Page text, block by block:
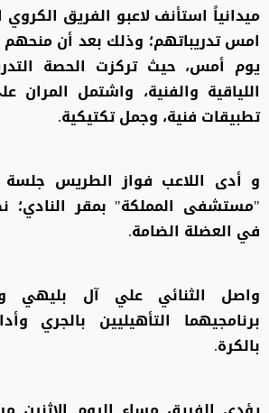
ميدانياً استأنف لاعبو الفريق الكروي
امس تدريباتهم؛ وذلك بعد أن منحهم
يوم أمس، حيث تركزت الحصة
اللياقية والفنية، واشتمل المران
تطبيقات فنية، وجمل تكتيكية.
و أدى اللاعب فواز الطريس جلسة
"مستشفى المملكة" بمقر النادي؛
في العضلة الضامة.
واصل الثنائي علي آل بليهي
برنامجيهما التأهيليين بالجري
بالكرة.